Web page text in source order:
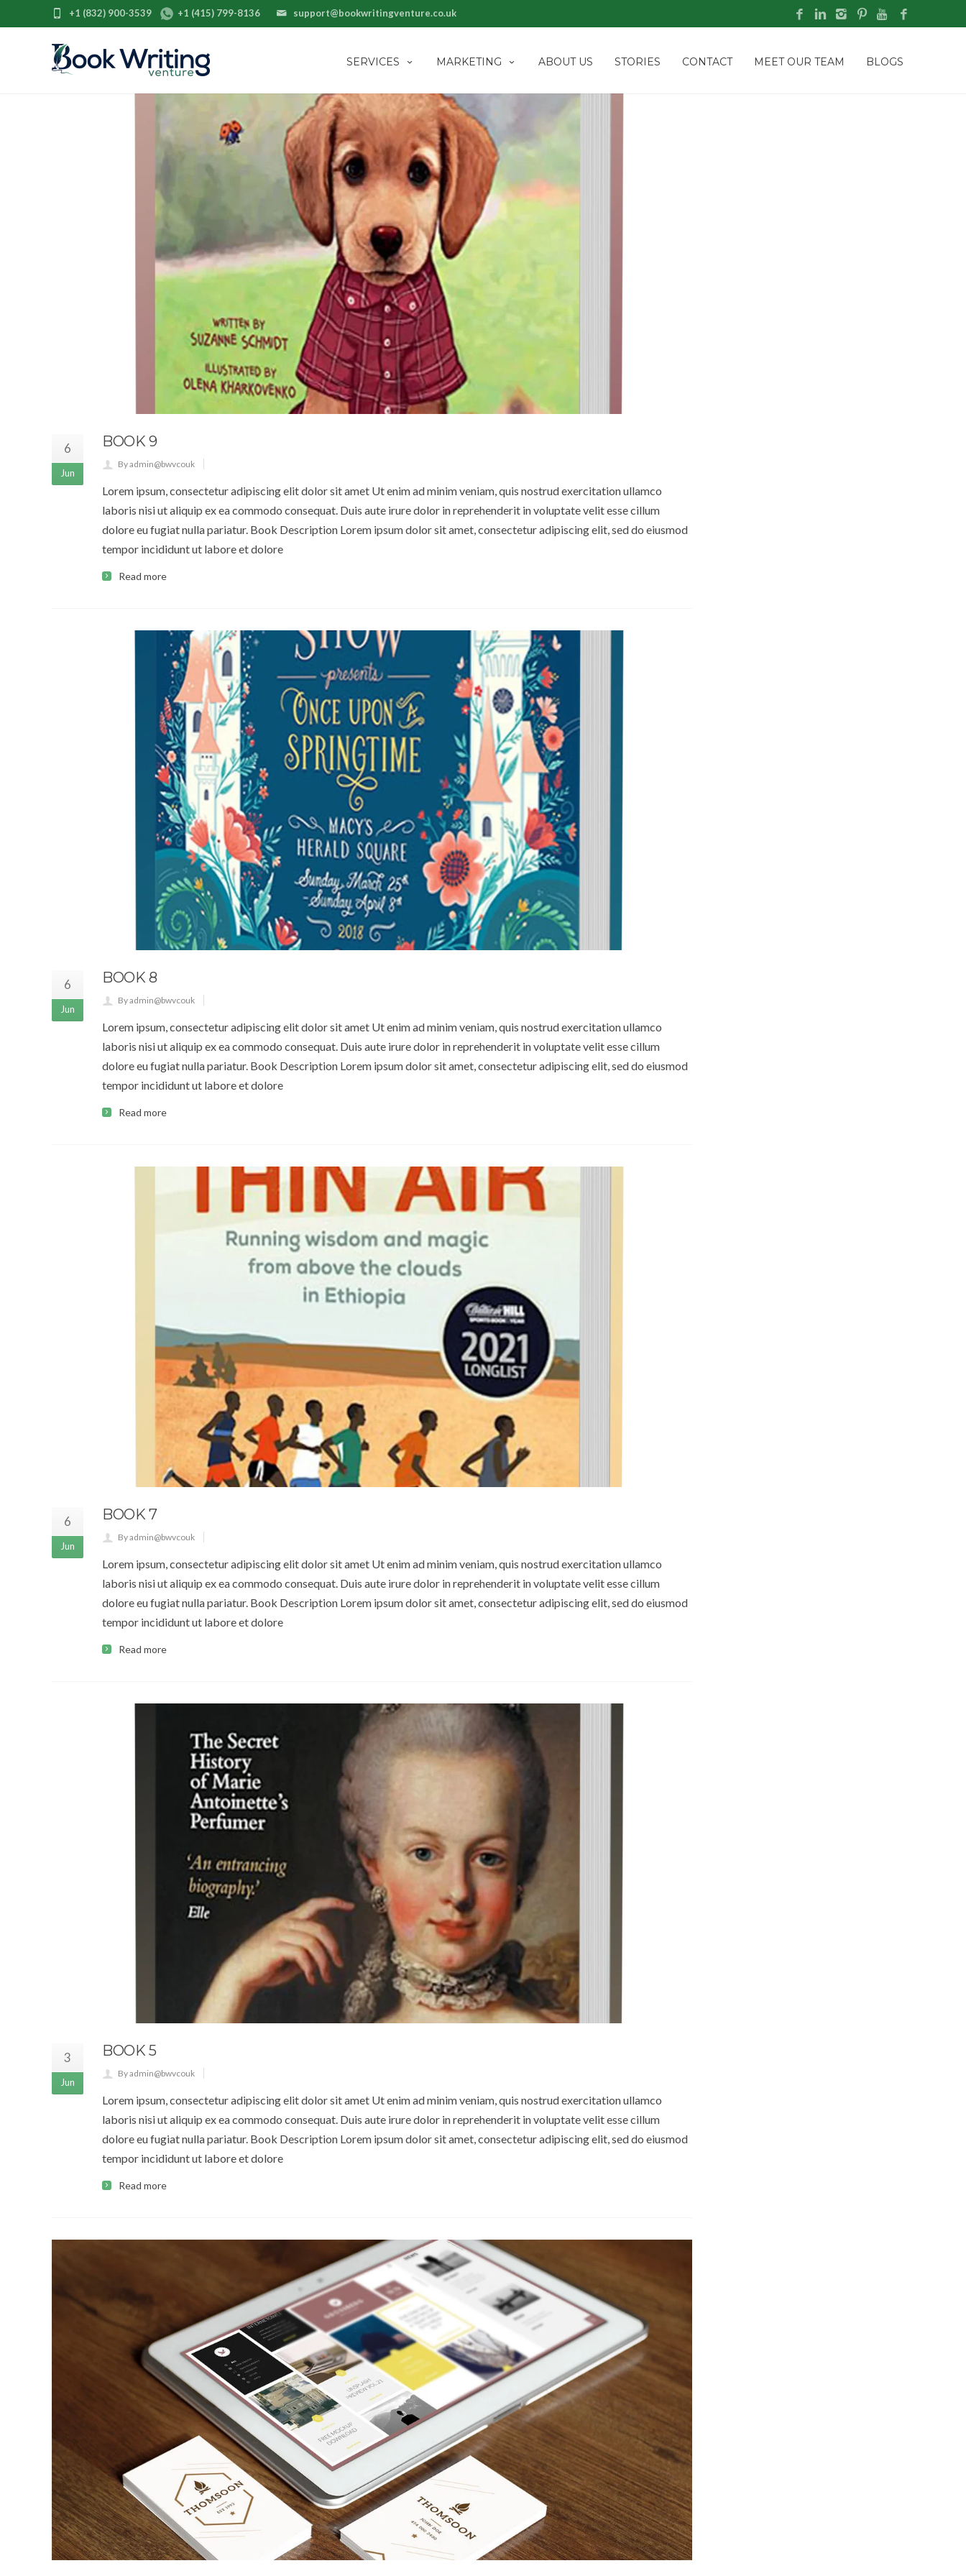
support@bookwritingventure.co.uk
+1 (832) 900-3539 +1 (415) 799-8136
SERVICES MARKETING ABOUT US STORIES CONTACT MEET OUR TEAM BLOGS
6
Jun
BOOK 9
By admin@bwvcouk
Lorem ipsum, consectetur adipiscing elit dolor sit amet Ut enim ad minim veniam, quis nostrud exercitation ullamco
laboris nisi ut aliquip ex ea commodo consequat. Duis aute irure dolor in reprehenderit in voluptate velit esse cillum
dolore eu fugiat nulla pariatur. Book Description Lorem ipsum dolor sit amet, consectetur adipiscing elit, sed do eiusmod
tempor incididunt ut labore et dolore
Read more
6
Jun
BOOK 8
By admin@bwvcouk
Lorem ipsum, consectetur adipiscing elit dolor sit amet Ut enim ad minim veniam, quis nostrud exercitation ullamco
laboris nisi ut aliquip ex ea commodo consequat. Duis aute irure dolor in reprehenderit in voluptate velit esse cillum
dolore eu fugiat nulla pariatur. Book Description Lorem ipsum dolor sit amet, consectetur adipiscing elit, sed do eiusmod
tempor incididunt ut labore et dolore
Read more
6
Jun
BOOK 7
By admin@bwvcouk
Lorem ipsum, consectetur adipiscing elit dolor sit amet Ut enim ad minim veniam, quis nostrud exercitation ullamco
laboris nisi ut aliquip ex ea commodo consequat. Duis aute irure dolor in reprehenderit in voluptate velit esse cillum
dolore eu fugiat nulla pariatur. Book Description Lorem ipsum dolor sit amet, consectetur adipiscing elit, sed do eiusmod
tempor incididunt ut labore et dolore
Read more
3
Jun
BOOK 5
By admin@bwvcouk
Lorem ipsum, consectetur adipiscing elit dolor sit amet Ut enim ad minim veniam, quis nostrud exercitation ullamco
laboris nisi ut aliquip ex ea commodo consequat. Duis aute irure dolor in reprehenderit in voluptate velit esse cillum
dolore eu fugiat nulla pariatur. Book Description Lorem ipsum dolor sit amet, consectetur adipiscing elit, sed do eiusmod
tempor incididunt ut labore et dolore
Read more